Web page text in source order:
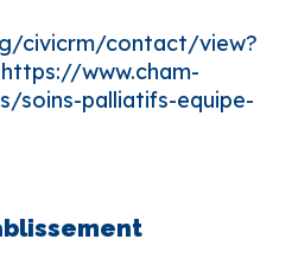
civicrm/contact/view?
www.cham-
soins-palliatifs-equipe-